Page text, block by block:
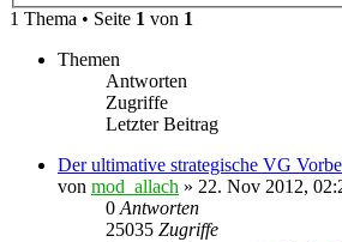
1 Thema • Seite 1 von 1
Themen
Antworten
Zugriffe
Letzter Beitrag
Der ultimative strategische VG
von mod_allach » 22. Nov 2012,
0Antworten
25035 Zugriffe